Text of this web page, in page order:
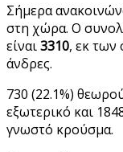
Σήμερα
στη χώρα. Ο
είναι3310, εκ των
άνδρες.
730 (22.1%)
εξωτερικό και
γνωστό κρούσμα.